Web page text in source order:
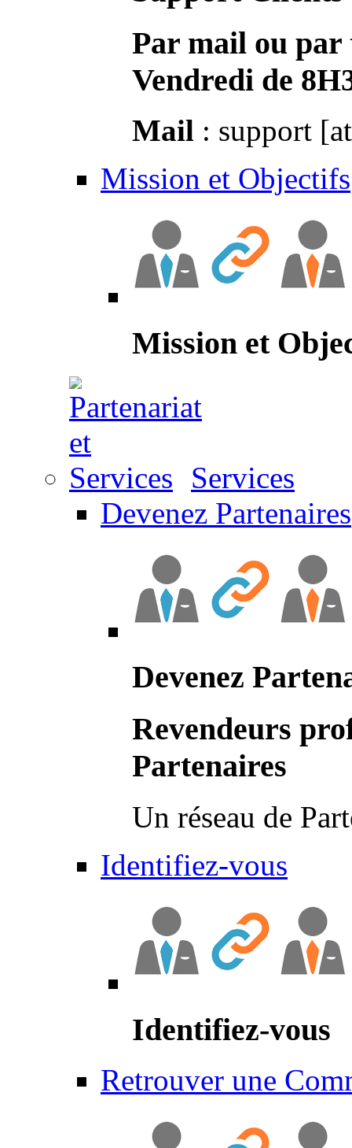
Par mail ou par
Vendredi de
Mail : support
Mission et Objectifs
Mission et
Services
Devenez Partenaires
Devenez
Revendeurs
Partenaires
Un réseau de
Identifiez-vous
Identifiez-vous
Retrouver une